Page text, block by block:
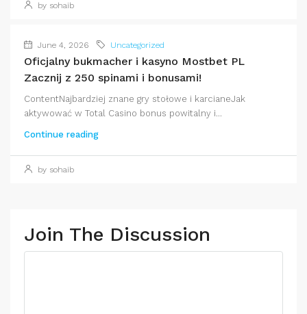
by sohaib
June 4, 2026 Uncategorized
Oficjalny bukmacher i kasyno Mostbet PL
Zacznij z 250 spinami i bonusami!
ContentNajbardziej znane gry stołowe i karcianeJak
aktywować w Total Casino bonus powitalny i...
Continue reading
by sohaib
Join The Discussion